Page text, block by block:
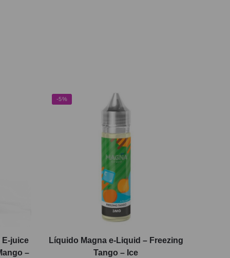
E-juice
–
-5%
Líquido Magna e-Liquid – Freezing
Tango – Ice